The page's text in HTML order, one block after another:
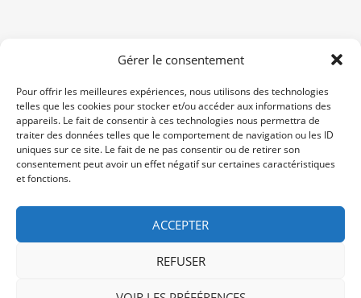
Gérer le consentement
Pour offrir les meilleures expériences, nous utilisons des technologies
telles que les cookies pour stocker et/ou accéder aux informations des
appareils. Le fait de consentir à ces technologies nous permettra de
traiter des données telles que le comportement de navigation ou les ID
uniques sur ce site. Le fait de ne pas consentir ou de retirer son
consentement peut avoir un effet négatif sur certaines caractéristiques
et fonctions.
ACCEPTER
REFUSER
2 Cours de l'Yser 33800
Bordeaux
Lun-Samedi: 10:00 -19:00
Non Stop
/ /